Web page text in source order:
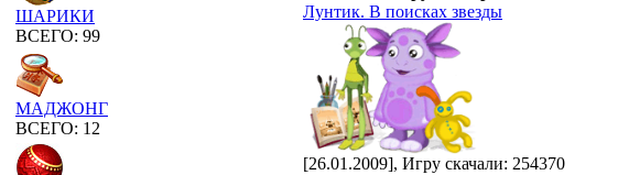
ШАРИКИ
ВСЕГО: 99
МАДЖОНГ
ВСЕГО: 12
Лунтик. В поисках звезды
[26.01.2009], Игру скачали: 254370